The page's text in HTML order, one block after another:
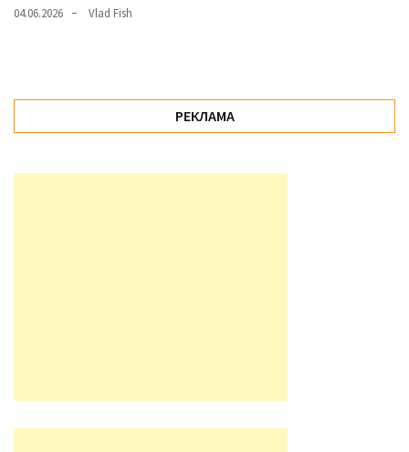
04.06.2026 Vlad Fish
РЕКЛАМА